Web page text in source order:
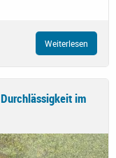
Weiterlesen
im